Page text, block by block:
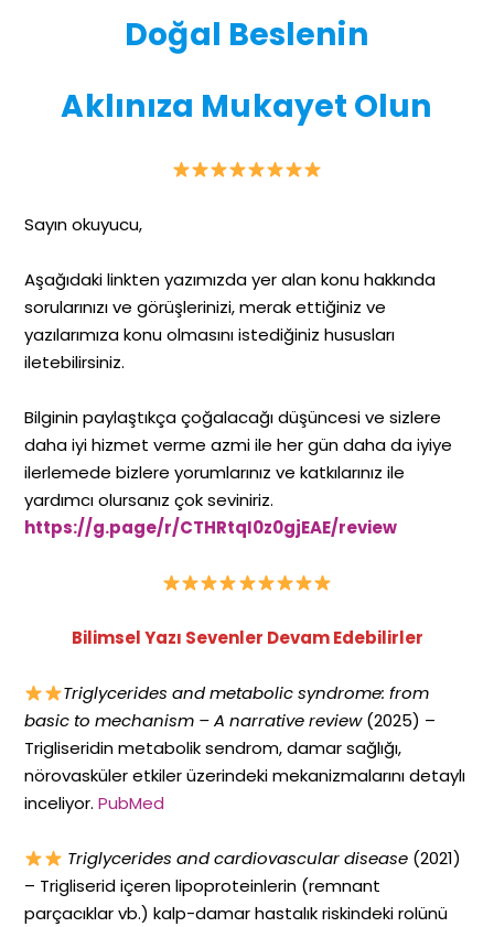
Doğal Beslenin
Aklınıza Mukayet Olun
Sayın okuyucu,
Aşağıdaki linkten yazımızda yer alan konu hakkında
sorularınızı ve görüşlerinizi, merak ettiğiniz ve
yazılarımıza konu olmasını istediğiniz hususları
iletebilirsiniz.
Bilginin paylaştıkça çoğalacağı düşüncesi ve sizlere
daha iyi hizmet verme azmi ile her gün daha da iyiye
ilerlemede bizlere yorumlarınız ve katkılarınız ile
yardımcı olursanız çok seviniriz.
https://g.page/r/CTHRtqI0z0gjEAE/review
Bilimsel Yazı Sevenler Devam Edebilirler
Triglycerides and metabolic syndrome: from
basic to mechanism – A narrative review(2025) –
Trigliseridin metabolik sendrom, damar sağlığı,
nörovasküler etkiler üzerindeki mekanizmalarını detaylı
inceliyor.PubMed
Triglycerides and cardiovascular disease(2021)
– Trigliserid içeren lipoproteinlerin (remnant
parçacıklar vb.) kalp-damar hastalık riskindeki rolünü